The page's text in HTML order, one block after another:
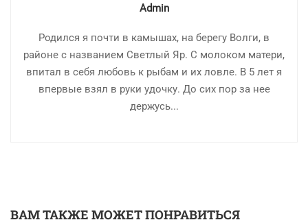
Admin
Родился я почти в камышах, на берегу Волги, в
районе с названием Светлый Яр. С молоком матери,
впитал в себя любовь к рыбам и их ловле. В 5 лет я
впервые взял в руки удочку. До сих пор за нее
держусь...
ВАМ ТАКЖЕ МОЖЕТ ПОНРАВИТЬСЯ